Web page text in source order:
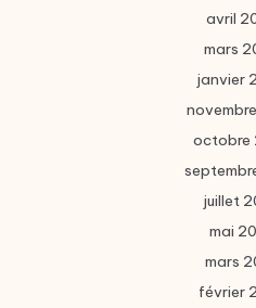
avril
mars
janvier
octobre
juillet
mai
mars
février